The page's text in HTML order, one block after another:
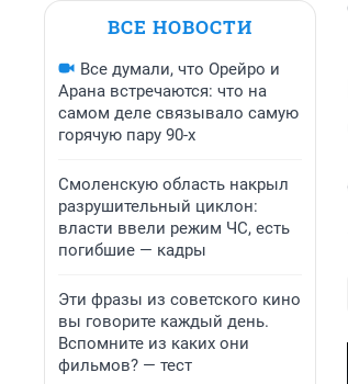
ВСЕ НОВОСТИ
Все думали, что Орейро и
Арана встречаются: что на
самом деле связывало самую
горячую пару 90-х
Смоленскую область накрыл
разрушительный циклон:
власти ввели режим ЧС, есть
погибшие — кадры
Эти фразы из советского кино
вы говорите каждый день.
Вспомните из каких они
фильмов? — тест